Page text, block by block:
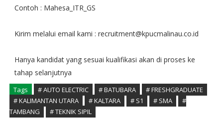
Contoh : Mahesa_ITR_GS
Kirim melalui email kami : recruitment@kpucmalinau.co.id
Hanya kandidat yang sesuai kualifikasi akan di proses ke
tahap selanjutnya
Tags # AUTO ELECTRIC # BATUBARA
# FRESHGRADUATE
# KALIMANTAN UTARA
# KALTARA # S1 # SMA
#
TAMBANG
# TEKNIK SIPIL